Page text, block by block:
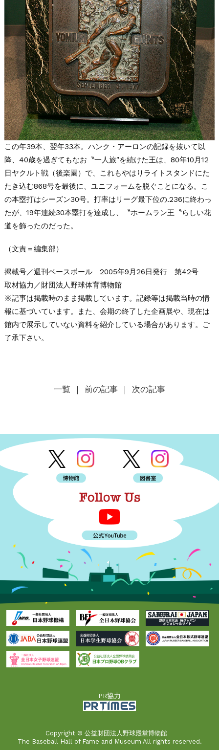
この年39本、翌年33本。ハンク・アーロンの記録を抜いて以
降、40歳を過ぎてもなお〝一人旅″を続けた王は、80年10月12
日ヤクルト戦（後楽園）で、これもやはりライトスタンドにた
たき込む868号を最後に、ユニフォームを脱ぐことになる。こ
の本塁打はシーズン30号。打率はリーグ最下位の.236に終わっ
たが、19年連続30本塁打を達成し、〝ホームラン王〝らしい花
道を飾ったのだった。
（文責＝編集部）
掲載号／週刊ベースボール 2005年9月26日発行 第42号
取材協力／財団法人野球体育博物館
※記事は掲載時のまま掲載しています。記録等は掲載当時の情
報に基づいています。また、会期の終了した企画展や、現在は
館内で展示していない資料を紹介している場合があります。ご
了承下さい。
一覧 ｜ 前の記事 ｜ 次の記事
PR協力
Copyright © 公益財団法人野球殿堂博物館
The Baseball Hall of Fame and Museum All rights reserved.